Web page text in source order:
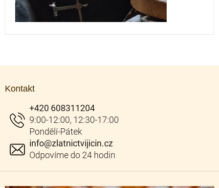
Kontakt
info@zlatnictvijicin.cz
+420 608311204